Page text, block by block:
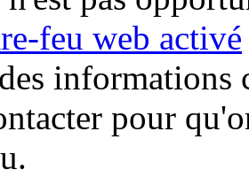
feu web activé
informations
pour